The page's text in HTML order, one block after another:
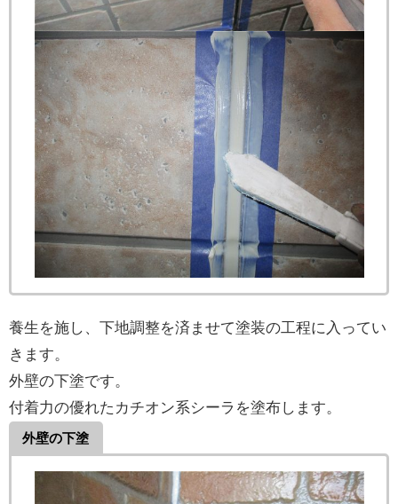
養生を施し、下地調整を済ませて塗装の工程に入ってい
きます。
外壁の下塗です。
付着力の優れたカチオン系シーラを塗布します。
外壁の下塗